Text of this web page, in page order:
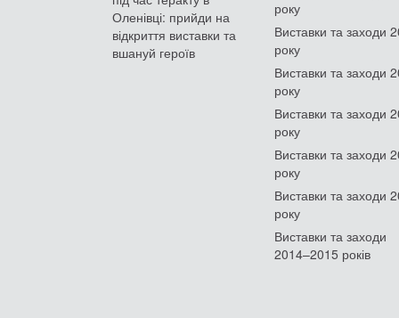
Оленівці: прийди на
відкриття виставки та
вшануй героїв
року
Виставки та заходи
року
Виставки та заходи
року
Виставки та заходи
року
Виставки та заходи
року
Виставки та заходи
року
Виставки та заходи
2014–2015 років